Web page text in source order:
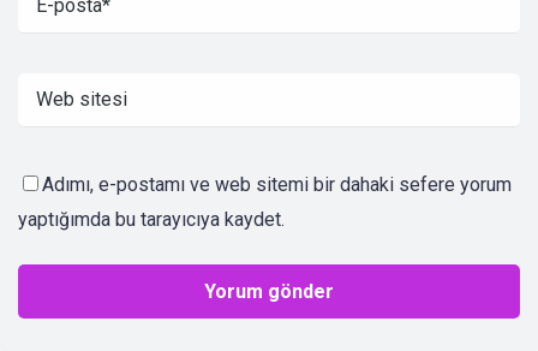
Adımı, e-postamı ve web sitemi bir dahaki sefere yorum
yaptığımda bu tarayıcıya kaydet.